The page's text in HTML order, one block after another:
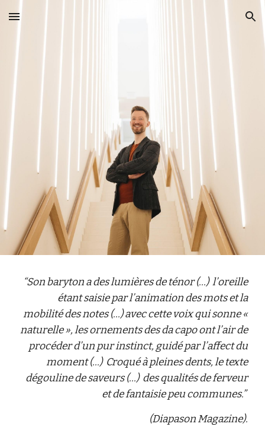
Skip to main content Skip to navigation
“Son baryton a des lumières de ténor (...) l’oreille
étant saisie par l’animation des mots et la
mobilité des notes (...) avec cette voix qui sonne «
naturelle », les ornements des da capo ont l’air de
procéder d’un pur instinct, guidé par l’affect du
moment (...) Croqué à pleines dents, le texte
dégouline de saveurs (...) des qualités de ferveur
et de fantaisie peu communes.”
(Diapason Magazine).